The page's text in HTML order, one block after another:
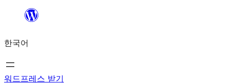
츠
로
바
한국어
워드프레스 받기